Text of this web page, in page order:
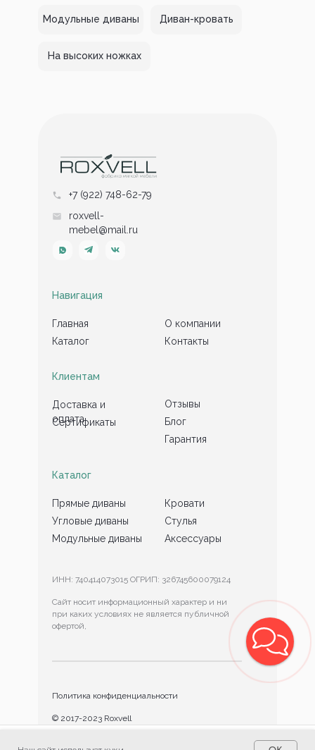
Модульные диваны Диван-кровать
На высоких ножках
+7 (922) 748-62-79
roxvell-
mebel@mail.ru
ИНН: 740414073015 ОГРИП: 326745600079124
Сайт носит информационный характер и ни
при каких условиях не является публичной
офертой,
Главная
Доставка и
оплата
Прямые диваны
Навигация
Клиентам
Каталог
Каталог
Угловые диваны
О компании
Отзывы
Модульные диваны
Контакты
Блог
Сертификаты
Кровати
Стулья
Аксессуары
© 2017-2023 Roxvell
Политика конфиденциальности
Гарантия